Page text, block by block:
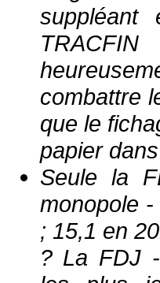
combattre
que le
papier
Seule la
monopole
; 15,1 en
? La FDJ